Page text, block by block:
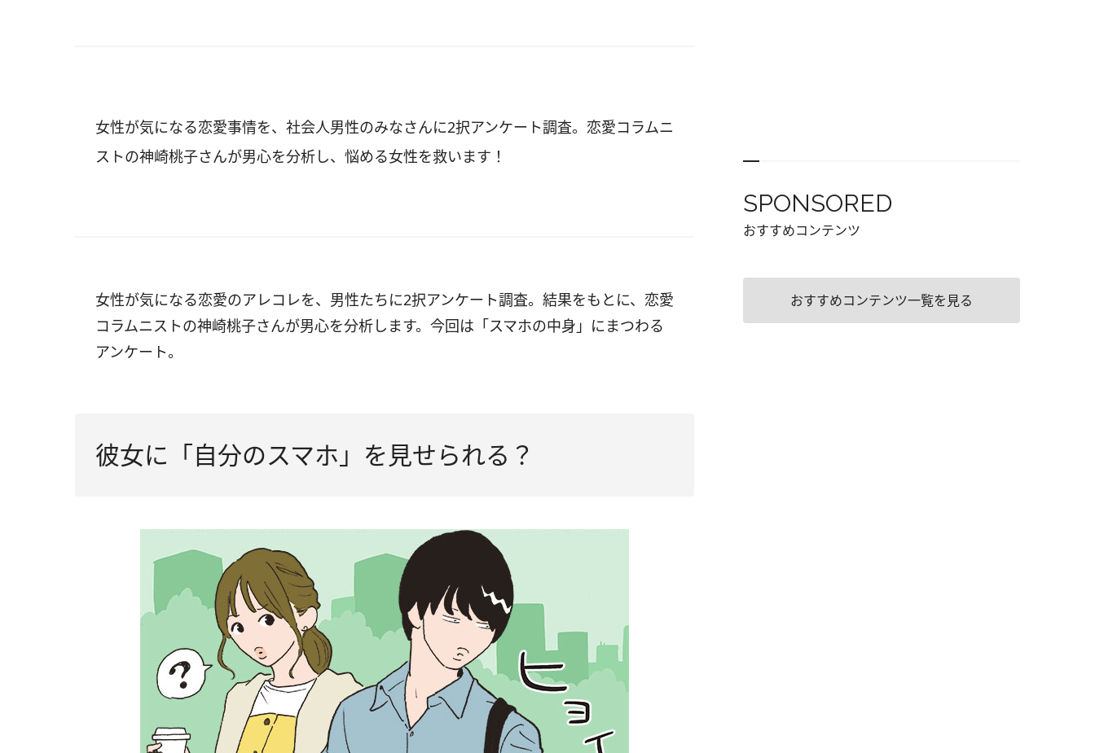
女性が気になる恋愛事情を、社会人男性のみなさんに2択アンケート調査。恋愛コラムニ
ストの神崎桃子さんが男心を分析し、悩める女性を救います！
女性が気になる恋愛のアレコレを、男性たちに2択アンケート調査。結果をもとに、恋愛
コラムニストの神崎桃子さんが男心を分析します。今回は「スマホの中身」にまつわる
アンケート。
彼女に「自分のスマホ」を見せられる？
SPONSORED
おすすめコンテンツ
おすすめコンテンツ一覧を見る